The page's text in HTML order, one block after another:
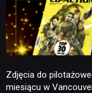
Zdjęcia do
miesiącu w